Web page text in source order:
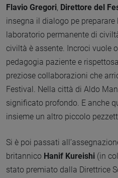
Flavio Gregori, Direttore del
insegna il dialogo pe
laboratorio permanente di
civiltà è assente. Incroci vuole
pedagogia paziente e
preziose collaborazioni che
Festival. Nella città di Aldo
significato profondo. E anche
insieme un altro piccolo
Si è poi passati
britannico Hanif Kureishi (in
stato premiato dalla Direttrice